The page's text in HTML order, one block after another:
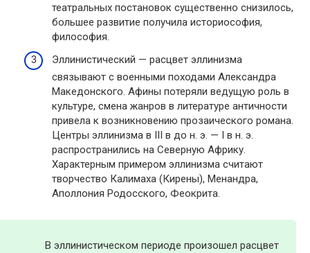
театральных постановок существенно снизилось,
большее развитие получила историософия,
философия.
Эллинистический — расцвет эллинизма
связывают с военными походами Александра
Македонского. Афины потеряли ведущую роль в
культуре, смена жанров в литературе античности
привела к возникновению прозаического романа.
Центры эллинизма в III в до н. э. — I в н. э.
распространились на Северную Африку.
Характерным примером эллинизма считают
творчество Калимаха (Кирены), Менандра,
Аполлония Родосского, Феокрита.
В эллинистическом периоде произошел расцвет